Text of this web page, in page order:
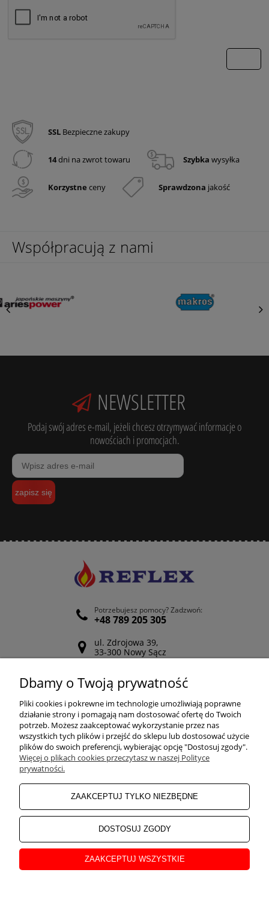
SSL Bezpieczne zakupy
14dni na zwrot towaru Szybka wysyłka
Korzystne ceny Sprawdzona jakość
Współpracują z nami
NEWSLETTER
Podaj swój adres e-mail, jeżeli chcesz otrzymywać informacje o
nowościach i promocjach.
zapisz się
Potrzebujesz pomocy? Zadzwoń:
+48 789 205 305
ul. Zdrojowa 39,
33-300 Nowy Sącz
Odwiedź nasz Facebook
POMOC
ZAKUPY
MOJE KONTO
INFORMACJE
O NAS
Dbamy o Twoją prywatność
Pliki cookies i pokrewne im technologie umożliwiają poprawne
działanie strony i pomagają nam dostosować ofertę do Twoich
potrzeb. Możesz zaakceptować wykorzystanie przez nas
wszystkich tych plików i przejść do sklepu lub dostosować użycie
plików do swoich preferencji, wybierając opcję "Dostosuj zgody".
Więcej o plikach cookies przeczytasz w naszej Polityce
prywatności.
ZAAKCEPTUJ TYLKO NIEZBĘDNE
DOSTOSUJ ZGODY
ZAAKCEPTUJ WSZYSTKIE